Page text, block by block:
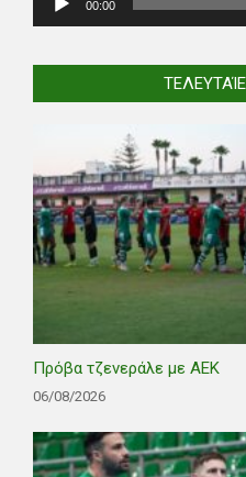
00:00
Πρόβα τζενεράλε με ΑΕΚ
06/08/2026